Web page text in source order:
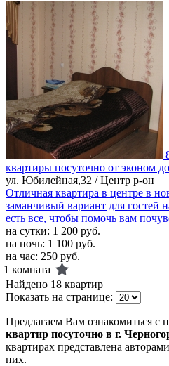
квартиры посуточно от эконом
ул. Юбилейная,32 / Центр р-он
Отличная квартира в центре в
заманчивый вариант для гостей
есть все, чтобы помочь вам
на сутки: 1 200 руб.
на ночь: 1 100 руб.
на час: 250 руб.
1 комната
Найдено 18 квартир
Показать на странице:
Предлагаем Вам ознакомиться с
квартир посуточно в г.
квартирах представлена
них.